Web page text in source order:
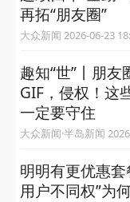
再拓“朋友圈”
大众新闻 2026-06-23
趣知“世”丨朋友
GIF，侵权！这
一定要守住
大众新闻
明明有更优惠
用户不同权”为